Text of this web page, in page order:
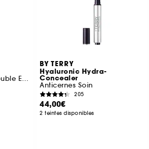
Pinceau Sculpting Double Embout
BY TERRY
Hyaluronic Hydra-
Concealer
Anticernes Soin
205
44,00€
2 teintes disponibles